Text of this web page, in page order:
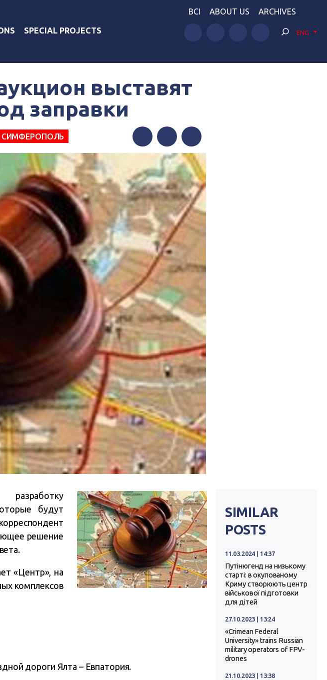
SPECIAL PROJECTS
BCI ABOUT US ARCHIVES
ENG
выставят
заправки
СИМФЕРОПОЛЬ
FacebookTwitterTelegram
будут
решение
«Центр», на
комплексов
дороги Ялта – Евпатория.
SIMILAR
POSTS
11.03.2024 | 14:37
Путінюгенд на низькому
старті: в окупованому
Криму створюють центр
військової підготовки
для дітей
27.10.2023 | 13:24
«Crimean Federal
University» trains Russian
military operators of FPV-
drones
21.10.2023 | 13:38